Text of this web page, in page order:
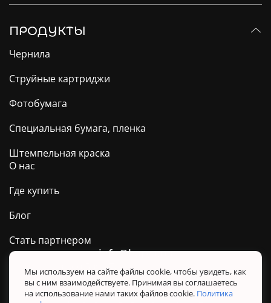
ПРОДУКТЫ
Чернила
Струйные картриджи
Фотобумага
Специальная бумага, пленка
Штемпельная краска
О нас
Где купить
Блог
Стать партнером
0 800 509 278
Техподдержка ТМ BARVA
Политика конфиденциальности
info@barva.ua
Мы используем на сайте файлы cookie, чтобы увидеть, как
вы с ним взаимодействуете. Принимая вы соглашаетесь
на использование нами таких файлов cookie. Политика